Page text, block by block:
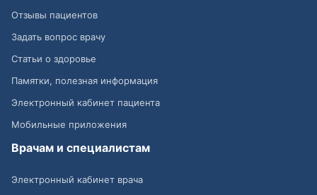
Отзывы пациентов
Задать вопрос врачу
Статьи о здоровье
Памятки, полезная информация
Электронный кабинет пациента
Мобильные приложения
Врачам и специалистам
Электронный кабинет врача